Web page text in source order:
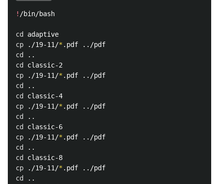
! /bin/bash
cd
cp ./19-11/*
cd
cd
cp ./19-11/*
cd
cd
cp ./19-11/*
cd
cd
cp ./19-11/*
cd
cd
cp ./19-11/*
cd